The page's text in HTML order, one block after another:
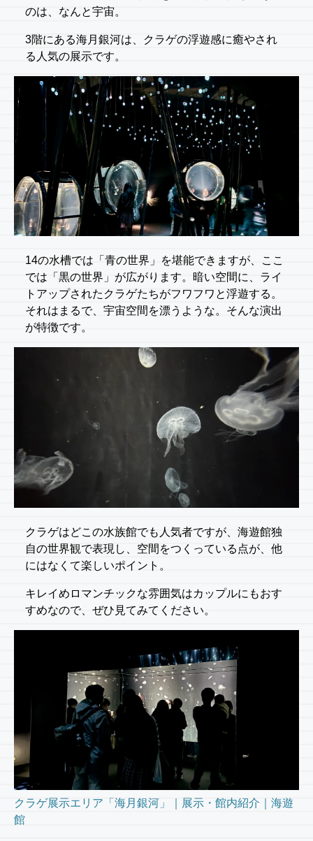
のは、なんと宇宙。
3階にある海月銀河は、クラゲの浮遊感に癒やされ
る人気の展示です。
14の水槽では「青の世界」を堪能できますが、ここ
では「黒の世界」が広がります。暗い空間に、ライ
トアップされたクラゲたちがフワフワと浮遊する。
それはまるで、宇宙空間を漂うような。そんな演出
が特徴です。
クラゲはどこの水族館でも人気者ですが、海遊館独
自の世界観で表現し、空間をつくっている点が、他
にはなくて楽しいポイント。
キレイめロマンチックな雰囲気はカップルにもおす
すめなので、ぜひ見てみてください。
クラゲ展示エリア「海月銀河」｜展示・館内紹介｜海遊
館